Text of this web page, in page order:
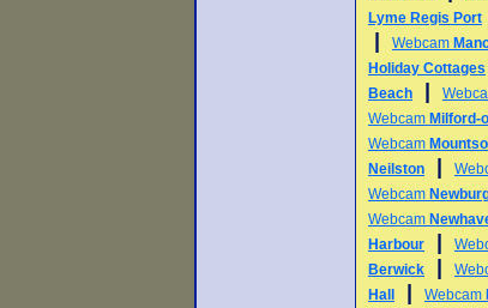
Lyme Regis Port
Webcam
Holiday Cottages
Beach
Webcam Milford-
Webcam
Neilston
Webcam
Webcam
Harbour
Berwick
Hall
Webcam